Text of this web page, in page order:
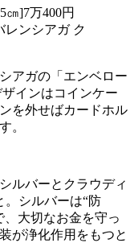
㎝]7万400円
レンシアガ ク
アガの「エンベロー
インはコインケー
を外せばカードホル
。
ルバーとクラウディ
。シルバーは“防
、大切なお金を守っ
が浄化作用をもつと